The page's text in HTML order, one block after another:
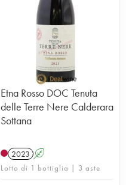
Etna Rosso DOC Tenuta
delle Terre Nere Calderara
Sottana
2023 A
Lotto di 1 bottiglia | 3 aste